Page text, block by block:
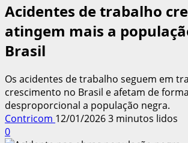
Acidentes de trabalho
atingem mais a
Brasil
Os acidentes de trabalho seguem em
crescimento no Brasil e afetam de forma
desproporcional a população negra.
Contricom 12/01/20263 minutos lidos
0